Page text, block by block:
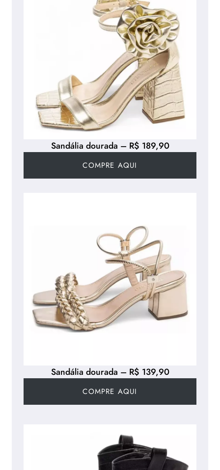
Sandália dourada – R$ 189,90
COMPRE AQUI
Sandália dourada – R$ 139,90
COMPRE AQUI